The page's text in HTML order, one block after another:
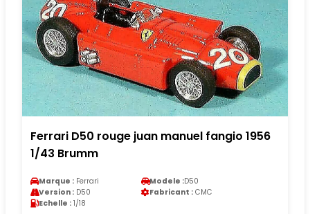
Ferrari D50 rouge juan manuel fangio 1956
1/43 Brumm
Marque : Ferrari Modele :D50
Version : D50 Fabricant : CMC
Echelle : 1/18